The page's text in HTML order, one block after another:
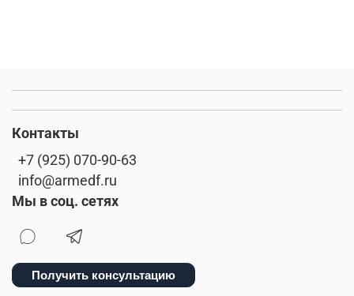
Контакты
+7 (925) 070-90-63
info@armedf.ru
Мы в соц. сетях
Получить консультацию